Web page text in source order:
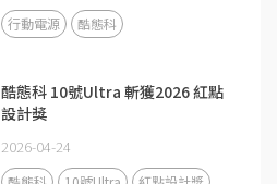
行動電源 酷態科
酷態科 10號Ultra 斬獲2026 紅點
設計獎
2026-04-24